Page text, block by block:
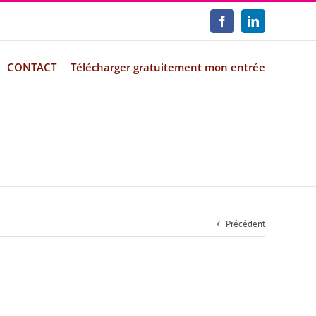
FacebookLinkedIn
CONTACT Télécharger gratuitement mon entrée
Précédent